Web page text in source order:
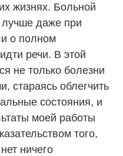
жизнях. Больной
лучше даже при
о полном
речи. В этой
не только болезни
стараясь облегчить
состояния, и
моей работы
того,
ничего